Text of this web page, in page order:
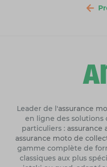
Leader de l'assurance
en ligne des solutions
particuliers : assurance
assurance moto de
gamme complète de
classiques aux plus